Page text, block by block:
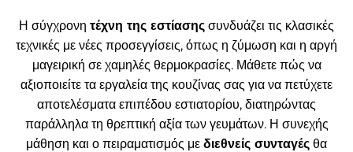
Η σύγχρονη τέχνη της εστίασης συνδυάζει τις κλασικές
τεχνικές με νέες προσεγγίσεις, όπως η ζύμωση και η αργή
μαγειρική σε χαμηλές θερμοκρασίες. Μάθετε πώς να
αξιοποιείτε τα εργαλεία της κουζίνας σας για να πετύχετε
αποτελέσματα επιπέδου εστιατορίου, διατηρώντας
παράλληλα τη θρεπτική αξία των γευμάτων. Η συνεχής
μάθηση και ο πειραματισμός με διεθνείς συνταγές θα